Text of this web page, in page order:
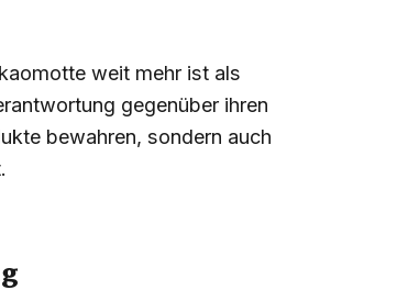
weit mehr ist als
gegenüber ihren
bewahren, sondern auch